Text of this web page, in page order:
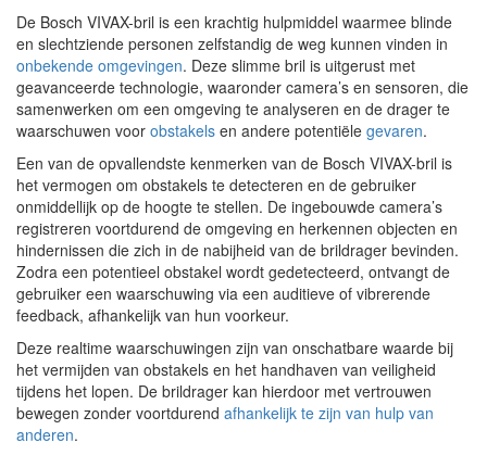
De Bosch VIVAX-bril is een krachtig hulpmiddel waarmee blinde
en slechtziende personen zelfstandig de weg kunnen vinden in
onbekende omgevingen. Deze slimme bril is uitgerust met
geavanceerde technologie, waaronder camera’s en sensoren, die
samenwerken om een omgeving te analyseren en de drager te
waarschuwen voor obstakels en andere potentiële gevaren.
Een van de opvallendste kenmerken van de Bosch VIVAX-bril is
het vermogen om obstakels te detecteren en de gebruiker
onmiddellijk op de hoogte te stellen. De ingebouwde camera’s
registreren voortdurend de omgeving en herkennen objecten en
hindernissen die zich in de nabijheid van de brildrager bevinden.
Zodra een potentieel obstakel wordt gedetecteerd, ontvangt de
gebruiker een waarschuwing via een auditieve of vibrerende
feedback, afhankelijk van hun voorkeur.
Deze realtime waarschuwingen zijn van onschatbare waarde bij
het vermijden van obstakels en het handhaven van veiligheid
tijdens het lopen. De brildrager kan hierdoor met vertrouwen
bewegen zonder voortdurend afhankelijk te zijn van hulp van
anderen.